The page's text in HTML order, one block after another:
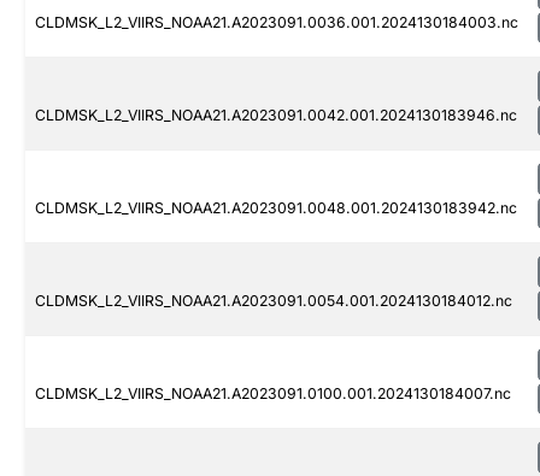
CLDMSK_L2_VIIRS_NOAA21.A2023091.0036.001.2024130184003.nc
CLDMSK_L2_VIIRS_NOAA21.A2023091.0042.001.2024130183946.nc
CLDMSK_L2_VIIRS_NOAA21.A2023091.0048.001.2024130183942.nc
CLDMSK_L2_VIIRS_NOAA21.A2023091.0054.001.2024130184012.nc
CLDMSK_L2_VIIRS_NOAA21.A2023091.0100.001.2024130184007.nc